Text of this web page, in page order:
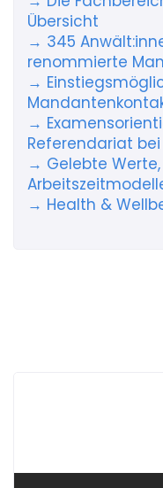
Übersicht
→ 345
renommierte
→
→
Referendariat bei
→ Gelebte
→ Health &